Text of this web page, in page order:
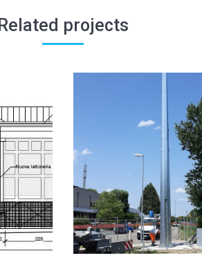
Related projects